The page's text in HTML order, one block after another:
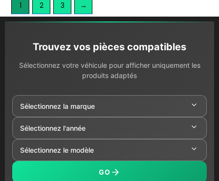
1 2 3 →
Trouvez vos pièces compatibles
Sélectionnez votre véhicule pour afficher uniquement les
produits adaptés
GO